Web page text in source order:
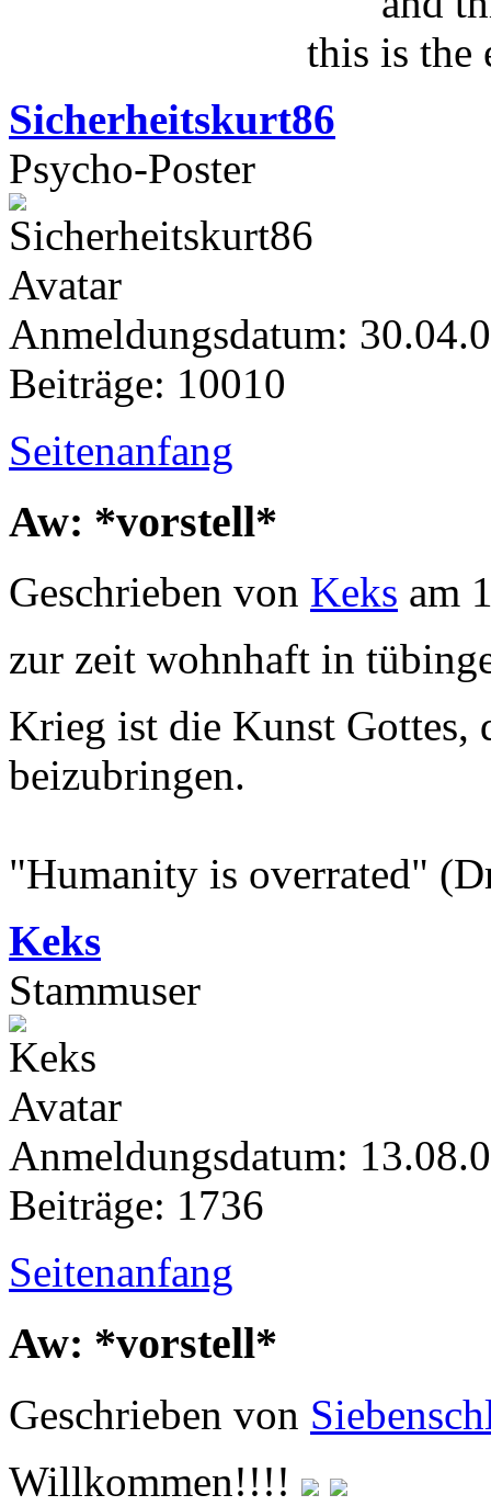
this is the
Sicherheitskurt86
Psycho-Poster
Anmeldungsdatum:
Beiträge: 10010
Seitenanfang
Aw: *vorstell*
Geschrieben von Keks am
zur zeit wohnhaft in
Krieg ist die Kunst Gottes,
beizubringen.
"Humanity is overrated"
Keks
Stammuser
Anmeldungsdatum:
Beiträge: 1736
Seitenanfang
Aw: *vorstell*
Geschrieben von
Willkommen!!!!